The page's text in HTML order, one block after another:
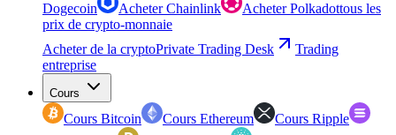
Dogecoin
Acheter Chainlink Acheter Polkadottous les
prix de crypto-monnaie
Acheter de la cryptoPrivate Trading Desk
Trading
entreprise
Cours
Cours Bitcoin Cours Ethereum
Cours Ripple